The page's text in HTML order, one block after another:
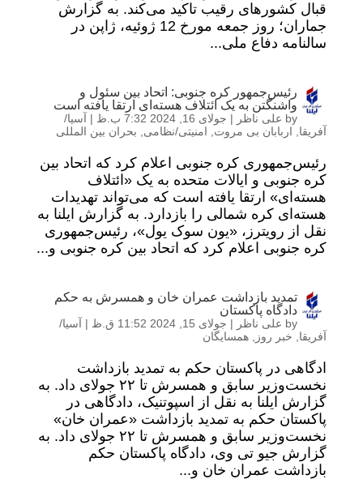
قبال کشورهای رقیب تاکید می‌کند. به گزارش
جماران؛ روز جمعه مورخ 12 ژوئیه، ژاپن در
سالنامه دفاع ملی...
رئیس‌جمهور کره جنوبی: اتحاد بین سئول و
واشنگتن به یک ائتلاف هسته‌ای ارتقا یافته است
by علی ناظر | جولای 16, 2024 7:32 ب.ظ | آسیا/
آفریقا
اربابان بی مروت امنیتی/نظامی بحران بین المللی
رئیس‌جمهوری کره جنوبی ‌اعلام کرد که اتحاد بین
کره جنوبی و ایالات متحده به یک «ائتلاف
هسته‌ای» ارتقا یافته است که می‌تواند تهدیدات
هسته‌ای کره شمالی را بازدارد. به گزارش ایلنا به
نقل از رویترز، «یون سوک یول»، رئیس‌جمهوری
کره جنوبی ‌اعلام کرد که اتحاد بین کره جنوبی و...
تمدید بازداشت عمران خان و همسرش به حکم
دادگاه پاکستان
by علی ناظر | جولای 15, 2024 11:52 ق.ظ | آسیا/
آفریقا
خبر روز همسایگان
ادگاهی در پاکستان ‌حکم به تمدید بازداشت‌
نخست‌وزیر سابق و همسرش تا ۲۲ جولای داد. به
گزارش ایلنا به نقل از اسپوتنیک، دادگاهی در
پاکستان ‌حکم به تمدید بازداشت «عمران خان»
نخست‌وزیر سابق و همسرش تا ۲۲ جولای داد. به
گزارش جیو تی وی، دادگاه پاکستان حکم
بازداشت عمران خان و...